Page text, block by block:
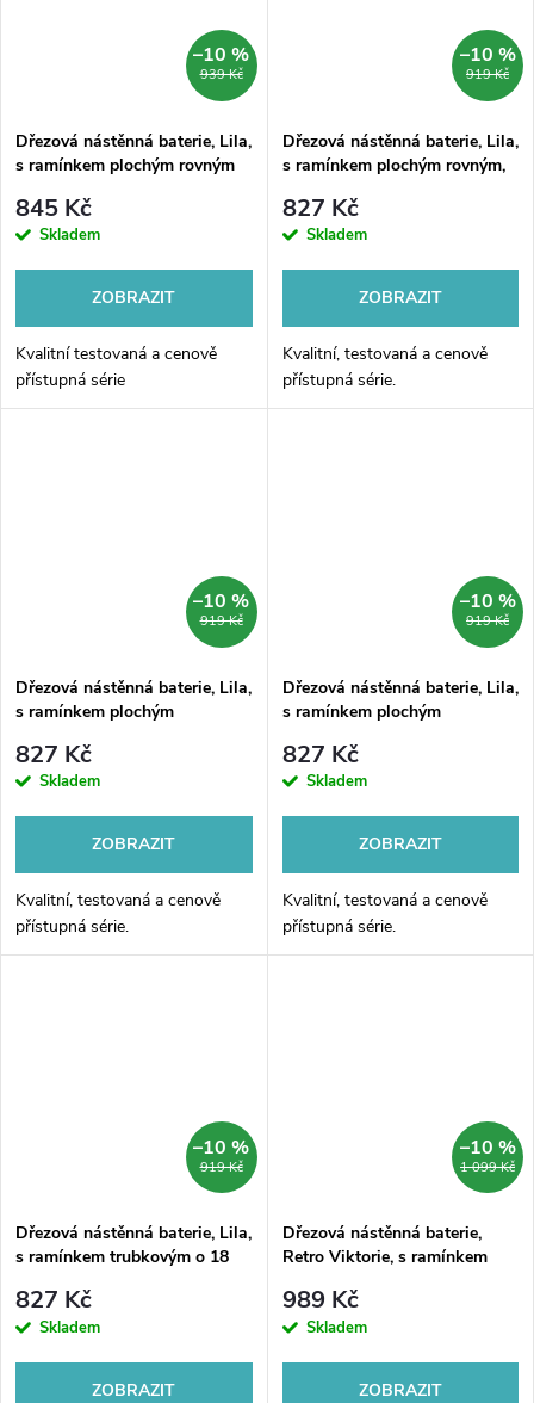
939 Kč
–10 %
Dřezová nástěnná baterie, Lila,
s ramínkem plochým rovným
845 Kč
Skladem
ZOBRAZIT
Kvalitní testovaná a cenově
přístupná série
919 Kč
–10 %
Dřezová nástěnná baterie, Lila,
s ramínkem plochým rovným,
827 Kč
Skladem
ZOBRAZIT
Kvalitní, testovaná a cenově
přístupná série.
919 Kč
–10 %
Dřezová nástěnná baterie, Lila,
s ramínkem plochým
827 Kč
Skladem
ZOBRAZIT
Kvalitní, testovaná a cenově
přístupná série.
919 Kč
–10 %
Dřezová nástěnná baterie, Lila,
s ramínkem plochým
827 Kč
Skladem
ZOBRAZIT
Kvalitní, testovaná a cenově
přístupná série.
919 Kč
–10 %
Dřezová nástěnná baterie, Lila,
s ramínkem trubkovým o 18
827 Kč
Skladem
ZOBRAZIT
1 099 Kč
–10 %
Dřezová nástěnná baterie,
Retro Viktorie, s ramínkem
mm
989 Kč
Skladem
ZOBRAZIT